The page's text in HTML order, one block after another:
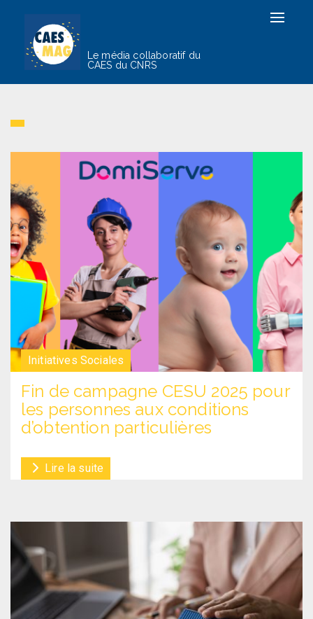
Le média collaboratif du
CAES du CNRS
Toggle
Initiatives Sociales
Fin de campagne CESU 2025 pour
les personnes aux conditions
d’obtention particulières
Lire la suite